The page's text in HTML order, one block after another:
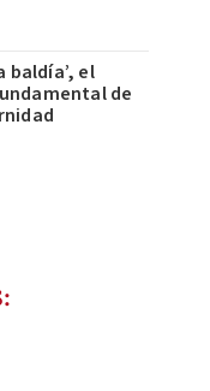
baldía’, el
de